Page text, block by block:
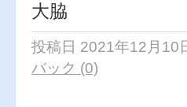
大脇
投稿日 2021年12月10
バック (0)